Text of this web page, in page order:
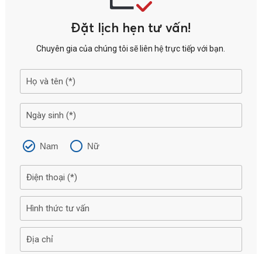
Đặt lịch hẹn tư vấn!
Chuyên gia của chúng tôi sẽ liên hệ trực tiếp với bạn.
Nam Nữ